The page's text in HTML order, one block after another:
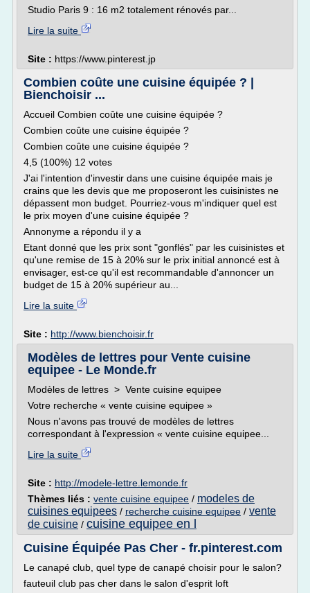
Studio Paris 9 : 16 m2 totalement rénovés par...
Lire la suite
Site : https://www.pinterest.jp
Combien coûte une cuisine équipée ? |
Bienchoisir ...
Accueil Combien coûte une cuisine équipée ?
Combien coûte une cuisine équipée ?
Combien coûte une cuisine équipée ?
4,5 (100%) 12 votes
J'ai l'intention d'investir dans une cuisine équipée mais je
crains que les devis que me proposeront les cuisinistes ne
dépassent mon budget. Pourriez-vous m'indiquer quel est
le prix moyen d'une cuisine équipée ?
Annonyme a répondu il y a
Etant donné que les prix sont "gonflés" par les cuisinistes et
qu'une remise de 15 à 20% sur le prix initial annoncé est à
envisager, est-ce qu'il est recommandable d'annoncer un
budget de 15 à 20% supérieur au...
Lire la suite
Site : http://www.bienchoisir.fr
Modèles de lettres pour Vente cuisine
equipee - Le Monde.fr
Modèles de lettres > Vente cuisine equipee
Votre recherche « vente cuisine equipee »
Nous n'avons pas trouvé de modèles de lettres
correspondant à l'expression « vente cuisine equipee...
Lire la suite
Site : http://modele-lettre.lemonde.fr
Thèmes liés : vente cuisine equipee / modeles de
cuisines equipees / recherche cuisine equipee / vente
de cuisine / cuisine equipee en l
Cuisine Équipée Pas Cher - fr.pinterest.com
Le canapé club, quel type de canapé choisir pour le salon?
fauteuil club pas cher dans le salon d'esprit loft